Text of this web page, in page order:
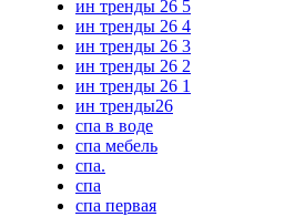
ин тренды 26 5
ин тренды 26 4
ин тренды 26 3
ин тренды 26 2
ин тренды 26 1
ин тренды26
спа в воде
спа мебель
спа.
спа
спа первая